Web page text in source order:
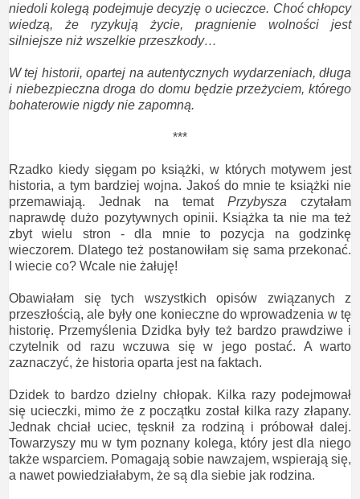
niedoli kolegą podejmuje decyzję o ucieczce. Choć chłopcy
wiedzą, że ryzykują życie, pragnienie wolności jest
silniejsze niż wszelkie przeszkody…
W tej historii, opartej na autentycznych wydarzeniach, długa
i niebezpieczna droga do domu będzie przeżyciem, którego
bohaterowie nigdy nie zapomną.
***
Rzadko kiedy sięgam po książki, w których motywem jest
historia, a tym bardziej wojna. Jakoś do mnie te książki nie
przemawiają. Jednak na temat Przybysza czytałam
naprawdę dużo pozytywnych opinii. Książka ta nie ma też
zbyt wielu stron - dla mnie to pozycja na godzinkę
wieczorem. Dlatego też postanowiłam się sama przekonać.
I wiecie co? Wcale nie żałuję!
Obawiałam się tych wszystkich opisów związanych z
przeszłością, ale były one konieczne do wprowadzenia w tę
historię. Przemyślenia Dzidka były też bardzo prawdziwe i
czytelnik od razu wczuwa się w jego postać. A warto
zaznaczyć, że historia oparta jest na faktach.
Dzidek to bardzo dzielny chłopak. Kilka razy podejmował
się ucieczki, mimo że z początku został kilka razy złapany.
Jednak chciał uciec, tęsknił za rodziną i próbował dalej.
Towarzyszy mu w tym poznany kolega, który jest dla niego
także wsparciem. Pomagają sobie nawzajem, wspierają się,
a nawet powiedziałabym, że są dla siebie jak rodzina.